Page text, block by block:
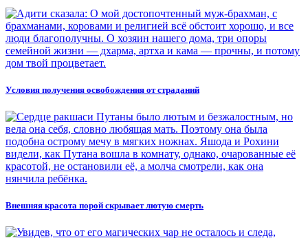
Условия получения освобождения от страданий
Внешняя красота порой скрывает лютую смерть